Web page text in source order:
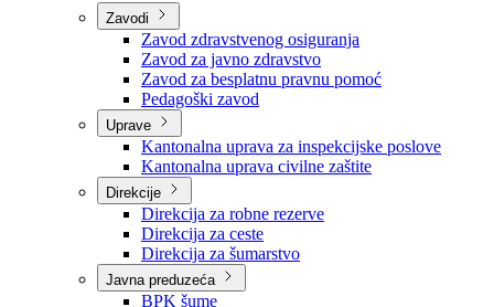
Centar za socijalni rad
Dom za stara i iznemogla lica
Kantonalna bolnica
Zavodi
Zavod zdravstvenog osiguranja
Zavod za javno zdravstvo
Zavod za besplatnu pravnu pomoć
Pedagoški zavod
Uprave
Kantonalna uprava za inspekcijske poslove
Kantonalna uprava civilne zaštite
Direkcije
Direkcija za robne rezerve
Direkcija za ceste